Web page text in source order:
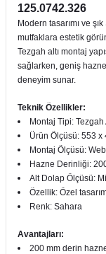
125.0742.326
Modern tasarımı ve
mutfaklara estetik
Tezgah altı montaj
sağlarken, geniş
deneyim sunar.
Teknik Özellikler:
Montaj Tipi: Tezgah
Ürün Ölçüsü: 553 x
Montaj Ölçüsü:
Hazne Derinliği:
Alt Dolap Ölçüsü:
Özellik: Özel
Renk: Sahara
Avantajları:
200 mm derin